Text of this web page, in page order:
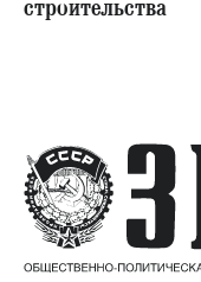
строительства